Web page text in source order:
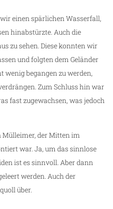
einen spärlichen Wasserfall,
hinabstürzte. Auch die
zu sehen. Diese konnten wir
und folgten dem Geländer
wenig begangen zu werden,
Zum Schluss hin war
fast zugewachsen, was jedoch
der Mitten im
war. Ja, um das sinnlose
ist es sinnvoll. Aber dann
werden. Auch der
über.